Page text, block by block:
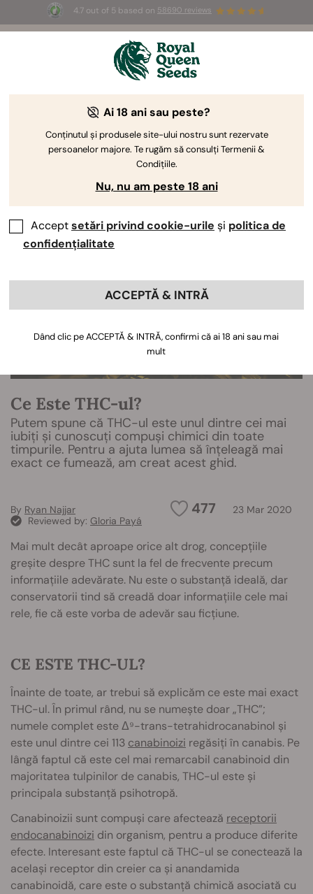
4.7 out of 5 based on 58690 reviews
☀️ Summer Sales: Up to 50% off
selected products! ⏤
The RQS Blog
Soiuri și produse
Ce Este THC-ul?
Putem spune că THC-ul este unul dintre cei mai
iubiți și cunoscuți compuși chimici din toate
timpurile. Pentru a ajuta lumea să înțeleagă mai
exact ce fumează, am creat acest ghid.
477 23 Mar 2020
By Ryan Najjar
Reviewed by: Gloria Payá
Mai mult decât aproape orice alt drog, concepțiile
greșite despre THC sunt la fel de frecvente precum
informațiile adevărate. Nu este o substanță ideală, dar
conservatorii tind să creadă doar informațiile cele mai
rele, fie că este vorba de adevăr sau ficțiune.
CE ESTE THC-UL?
Înainte de toate, ar trebui să explicăm ce este mai exact
THC-ul. În primul rând, nu se numește doar „THC”;
numele complet este Δ⁹-trans-tetrahidrocanabinol și
este unul dintre cei 113 canabinoizi regăsiți în canabis. Pe
lângă faptul că este cel mai remarcabil canabinoid din
majoritatea tulpinilor de canabis, THC-ul este și
principala substanță psihotropă.
Canabinoizii sunt compuși care afectează receptorii
endocanabinoizi din organism, pentru a produce diferite
efecte. Interesant este faptul că THC-ul se conectează la
același receptor din creier ca și anandamida
canabinoidă, care este o substanță chimică asociată cu
Ai 18 ani sau peste?
Conținutul și produsele site-ului nostru sunt rezervate
persoanelor majore. Te rugăm să consulți Termenii &
Condițiile.
Nu, nu am peste 18 ani
Acceptsetări privind cookie-urile și politica de
confidențialitate
ACCEPTĂ & INTRĂ
Dând clic pe ACCEPTĂ & INTRĂ, confirmi că ai 18 ani sau mai
mult